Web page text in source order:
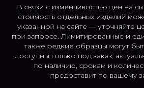
В связи с изменчивостью цен на
стоимость отдельных изделий
указанной на сайте — уточняйте
при запросе. Лимитированные и
также редкие образцы могут
доступны только под заказ;
по наличию, срокам и
предоставит по вашему